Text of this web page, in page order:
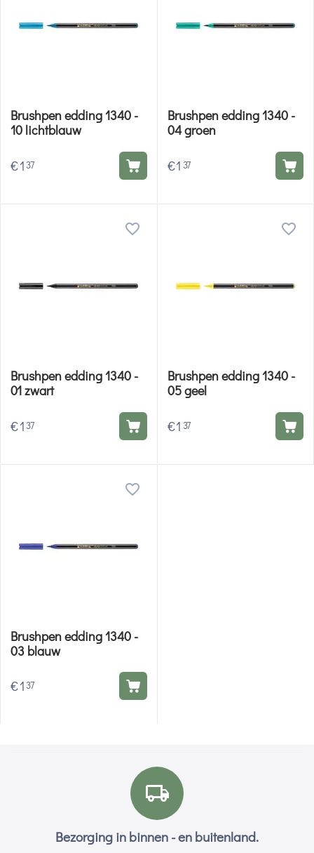
Brushpen edding 1340 -
10 lichtblauw
€1 37
Brushpen edding 1340 -
04 groen
€1 37
Brushpen edding 1340 -
01 zwart
€1 37
Brushpen edding 1340 -
05 geel
€1 37
Brushpen edding 1340 -
03 blauw
€1 37
Bezorging in binnen - en buitenland.